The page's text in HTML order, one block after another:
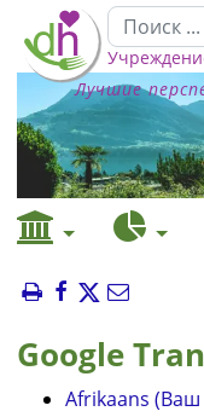
Лучшие
Google
Afrikaans